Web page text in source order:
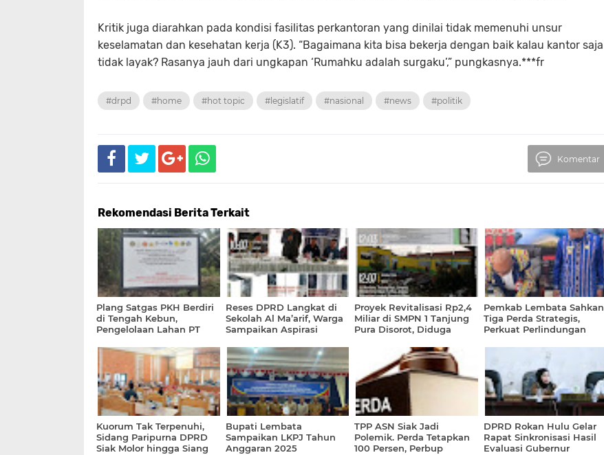
Kritik juga diarahkan pada kondisi fasilitas perkantoran yang dinilai tidak memenuhi unsur
keselamatan dan kesehatan kerja (K3). “Bagaimana kita bisa bekerja dengan baik kalau kantor saja
tidak layak? Rasanya jauh dari ungkapan ‘Rumahku adalah surgaku’,” pungkasnya.***fr
#drpd #home #hot topic #legislatif #nasional #news #politik
Komentar
Rekomendasi Berita Terkait
Plang Satgas PKH Berdiri
di Tengah Kebun,
Pengelolaan Lahan PT
Reses DPRD Langkat di
Sekolah Al Ma’arif, Warga
Sampaikan Aspirasi
Proyek Revitalisasi Rp2,4
Miliar di SMPN 1 Tanjung
Pura Disorot, Diduga
Pengawasan
Pemkab Lembata Sahkan
Tiga Perda Strategis,
Perkuat Perlindungan
Kuorum Tak Terpenuhi,
Sidang Paripurna DPRD
Siak Molor hingga Siang
Bupati Lembata
Sampaikan LKPJ Tahun
Anggaran 2025
TPP ASN Siak Jadi
Polemik. Perda Tetapkan
100 Persen, Perbup
DPRD Rokan Hulu Gelar
Rapat Sinkronisasi Hasil
Evaluasi Gubernur